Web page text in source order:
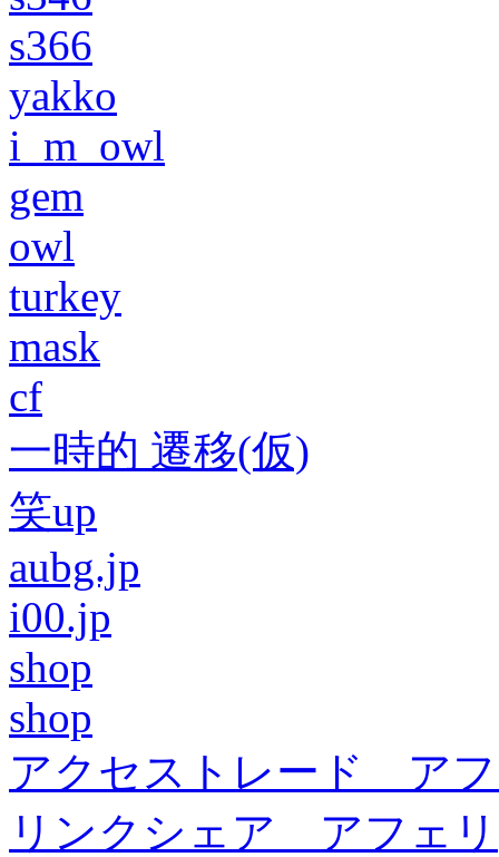
s366
yakko
i_m_owl
gem
owl
turkey
mask
cf
一時的 遷移(仮)
笑up
aubg.jp
i00.jp
shop
shop
アクセストレード ア
リンクシェア アフェリ